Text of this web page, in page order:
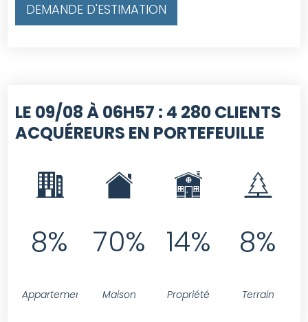
DEMANDE D'ESTIMATION
LE 09/08 À 06H57 : 4 280 CLIENTS
ACQUÉREURS EN PORTEFEUILLE
8%
Appartement
70%
Maison
14%
Propriété
8%
Terrain